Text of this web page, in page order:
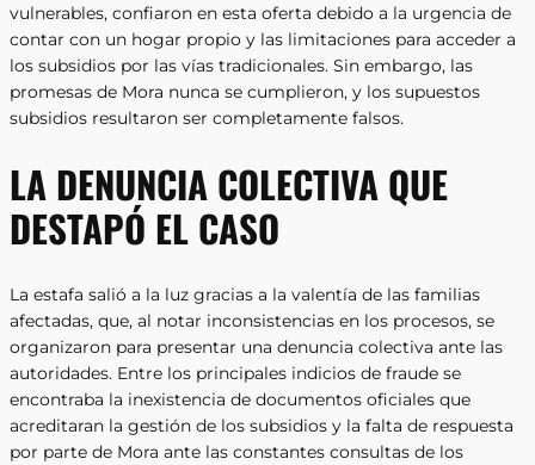
vulnerables, confiaron en esta oferta debido a la urgencia de
contar con un hogar propio y las limitaciones para acceder a
los subsidios por las vías tradicionales. Sin embargo, las
promesas de Mora nunca se cumplieron, y los supuestos
subsidios resultaron ser completamente falsos.
LA DENUNCIA COLECTIVA QUE
DESTAPÓ EL CASO
La estafa salió a la luz gracias a la valentía de las familias
afectadas, que, al notar inconsistencias en los procesos, se
organizaron para presentar una denuncia colectiva ante las
autoridades. Entre los principales indicios de fraude se
encontraba la inexistencia de documentos oficiales que
acreditaran la gestión de los subsidios y la falta de respuesta
por parte de Mora ante las constantes consultas de los